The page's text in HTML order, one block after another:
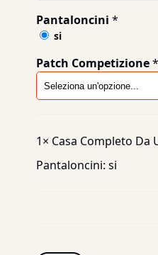
Pantaloncini *
si
Patch Competizione*
1× Casa Completo Da
Pantaloncini: si